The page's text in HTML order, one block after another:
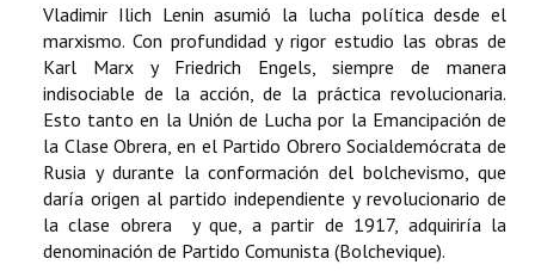
Vladimir Ilich Lenin asumió la lucha política desde el
marxismo. Con profundidad y rigor estudio las obras de
Karl Marx y Friedrich Engels, siempre de manera
indisociable de la acción, de la práctica revolucionaria.
Esto tanto en la Unión de Lucha por la Emancipación de
la Clase Obrera, en el Partido Obrero Socialdemócrata de
Rusia y durante la conformación del bolchevismo, que
daría origen al partido independiente y revolucionario de
la clase obrera y que, a partir de 1917, adquiriría la
denominación de Partido Comunista (Bolchevique).